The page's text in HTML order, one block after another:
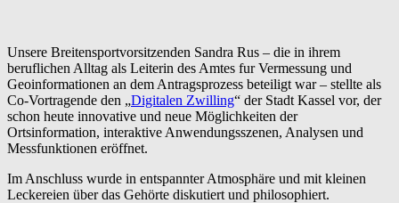
Unsere Breitensportvorsitzenden Sandra Rus – die in ihrem
beruflichen Alltag als Leiterin des Amtes fur Vermessung und
Geoinformationen an dem Antragsprozess beteiligt war – stellte als
Co-Vortragende den „Digitalen Zwilling“ der Stadt Kassel vor, der
schon heute innovative und neue Möglichkeiten der
Ortsinformation, interaktive Anwendungsszenen, Analysen und
Messfunktionen eröffnet.
Im Anschluss wurde in entspannter Atmosphäre und mit kleinen
Leckereien über das Gehörte diskutiert und philosophiert.